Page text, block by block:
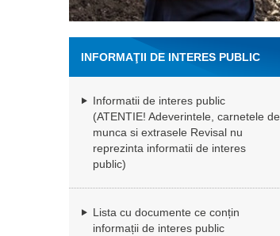
INFORMAŢII DE INTERES PUBLIC
Informatii de interes public
(ATENTIE! Adeverintele, carnetele de
munca si extrasele Revisal nu
reprezinta informatii de interes
public)
Lista cu documente ce conțin
informații de interes public